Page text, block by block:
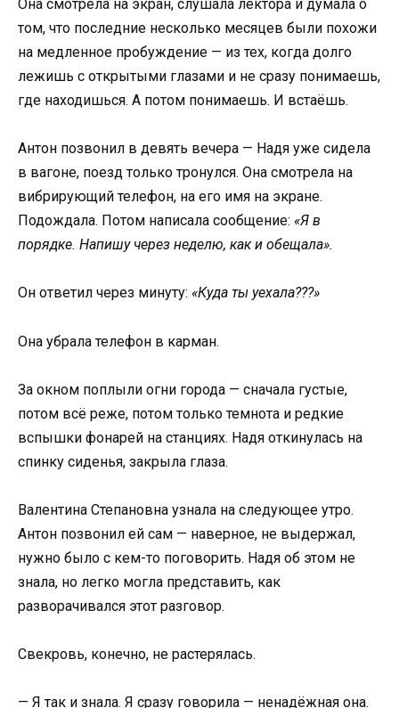
Она смотрела на экран, слушала лектора и думала о
том, что последние несколько месяцев были похожи
на медленное пробуждение — из тех, когда долго
лежишь с открытыми глазами и не сразу понимаешь,
где находишься. А потом понимаешь. И встаёшь.
Антон позвонил в девять вечера — Надя уже сидела
в вагоне, поезд только тронулся. Она смотрела на
вибрирующий телефон, на его имя на экране.
Подождала. Потом написала сообщение: «Я в
порядке. Напишу через неделю, как и обещала».
Он ответил через минуту: «Куда ты уехала???»
Она убрала телефон в карман.
За окном поплыли огни города — сначала густые,
потом всё реже, потом только темнота и редкие
вспышки фонарей на станциях. Надя откинулась на
спинку сиденья, закрыла глаза.
Валентина Степановна узнала на следующее утро.
Антон позвонил ей сам — наверное, не выдержал,
нужно было с кем-то поговорить. Надя об этом не
знала, но легко могла представить, как
разворачивался этот разговор.
Свекровь, конечно, не растерялась.
— Я так и знала. Я сразу говорила — ненадёжная она.